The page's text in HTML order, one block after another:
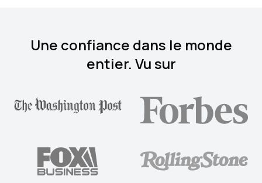
Une confiance dans le monde
entier. Vu sur